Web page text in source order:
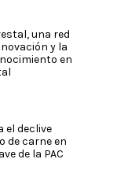
una red
y la
en
el declive
de carne en
de la PAC